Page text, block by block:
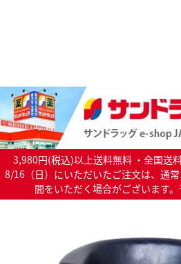
3,980円(税込)以上送料無料 ・全国送
8/16（日）にいただいたご注文は、通
間をいただく場合がございます。